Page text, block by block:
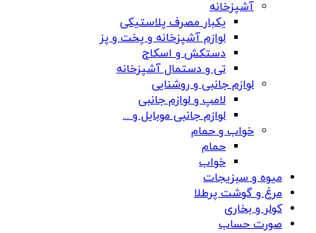
آشپزخانه
یکبار مصرف پلاستیکی
لوازم آشپزخانه و پخت و پز
دستکش و اسکاج
تی و دستمال آشپزخانه
لوازم جانبی و روشنایی
لامپ و لوازم جانبی
لوازم جانبی موبایل و ...
خواب و حمام
حمام
خواب
میوه و سبزیجات
مرغ و گوشت پرطلا
کولر و بخاری
صورت حساب